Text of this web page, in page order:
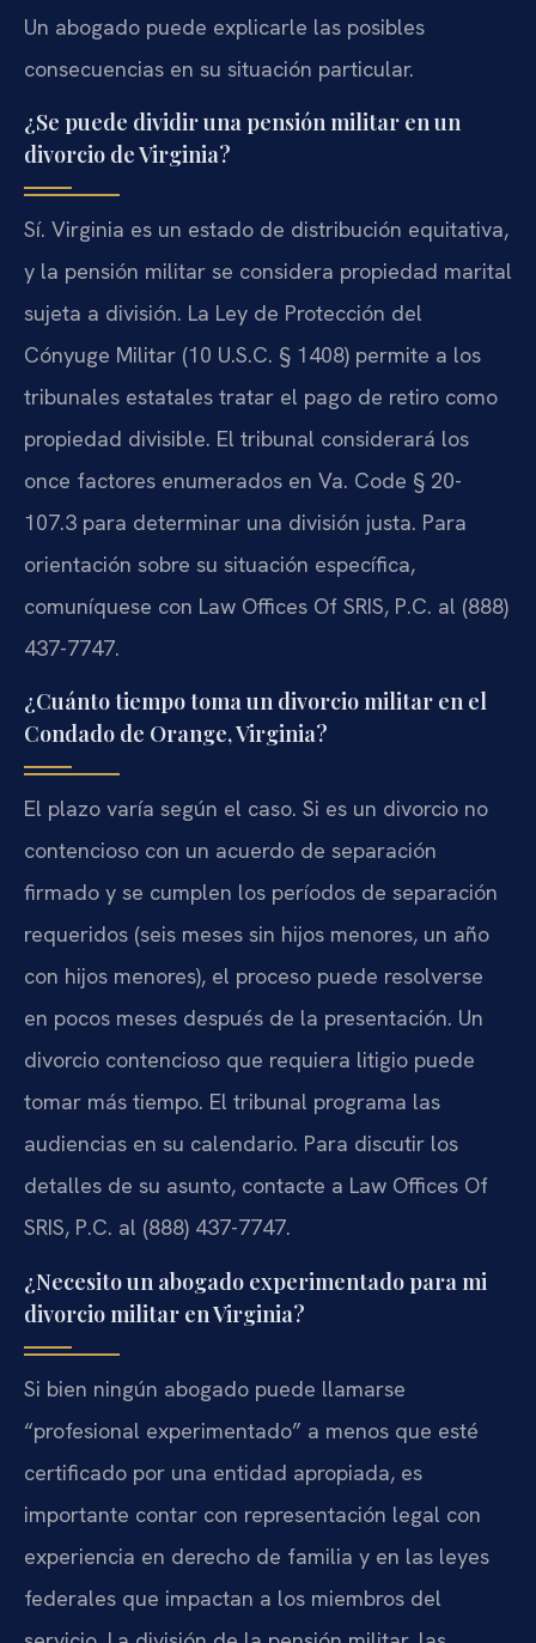
Un abogado puede explicarle las posibles
consecuencias en su situación particular.
¿Se puede dividir una pensión militar en un
divorcio de Virginia?
Sí. Virginia es un estado de distribución equitativa,
y la pensión militar se considera propiedad marital
sujeta a división. La Ley de Protección del
Cónyuge Militar (10 U.S.C. § 1408) permite a los
tribunales estatales tratar el pago de retiro como
propiedad divisible. El tribunal considerará los
once factores enumerados en Va. Code § 20-
107.3 para determinar una división justa. Para
orientación sobre su situación específica,
comuníquese con Law Offices Of SRIS, P.C. al (888)
437-7747.
¿Cuánto tiempo toma un divorcio militar en el
Condado de Orange, Virginia?
El plazo varía según el caso. Si es un divorcio no
contencioso con un acuerdo de separación
firmado y se cumplen los períodos de separación
requeridos (seis meses sin hijos menores, un año
con hijos menores), el proceso puede resolverse
en pocos meses después de la presentación. Un
divorcio contencioso que requiera litigio puede
tomar más tiempo. El tribunal programa las
audiencias en su calendario. Para discutir los
detalles de su asunto, contacte a Law Offices Of
SRIS, P.C. al (888) 437-7747.
¿Necesito un abogado experimentado para mi
divorcio militar en Virginia?
Si bien ningún abogado puede llamarse
“profesional experimentado” a menos que esté
certificado por una entidad apropiada, es
importante contar con representación legal con
experiencia en derecho de familia y en las leyes
federales que impactan a los miembros del